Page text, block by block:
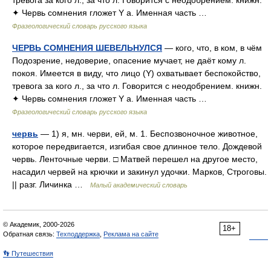
✦ Червь сомнения гложет Y а. Именная часть …
Фразеологический словарь русского языка
ЧЕРВЬ СОМНЕНИЯ ШЕВЕЛЬНУЛСЯ — кого, что, в ком, в чём
Подозрение, недоверие, опасение мучает, не даёт кому л.
покоя. Имеется в виду, что лицо (Y) охватывает беспокойство,
тревога за кого л., за что л. Говорится с неодобрением. книжн.
✦ Червь сомнения гложет Y а. Именная часть …
Фразеологический словарь русского языка
червь — 1) я, мн. черви, ей, м. 1. Беспозвоночное животное,
которое передвигается, изгибая свое длинное тело. Дождевой
червь. Ленточные черви. □ Матвей перешел на другое место,
насадил червей на крючки и закинул удочки. Марков, Строговы.
|| разг. Личинка …
Малый академический словарь
18+
© Академик, 2000-2026
Обратная связь: Техподдержка Реклама на сайте
👣 Путешествия